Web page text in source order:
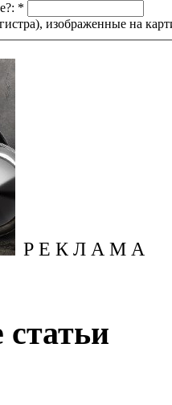
*
изображенные на
Р Е К Л А М А